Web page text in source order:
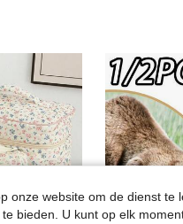
onze website om de dienst te
bieden. U kunt op elk